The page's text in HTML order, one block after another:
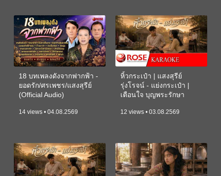
18 บทเพลงดังจากฟากฟ้า -
ยอดรัก/ศรเพชร/แสงสุรีย์
(Official Audio)
14 views • 04.08.2569
หิ้วกระเป๋า | แสงสุรีย์
รุ่งโรจน์ - แย่งกระเป๋า |
เตือนใจ บุญพระรักษา
12 views • 03.08.2569